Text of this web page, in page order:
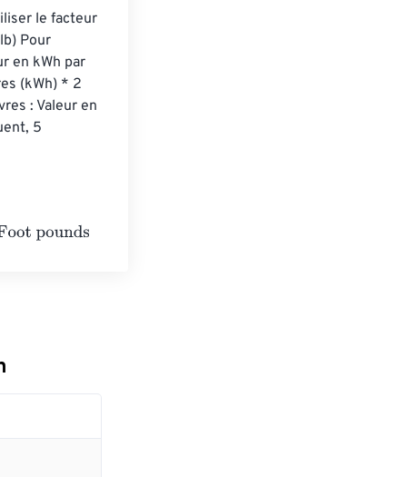
le facteur
Pour
en kWh par
(kWh) * 2
: Valeur en
5